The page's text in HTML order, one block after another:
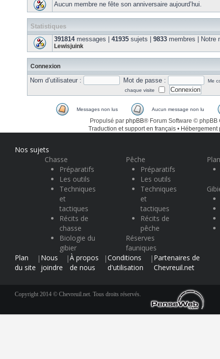
Aucun membre ne fête son anniversaire aujourd’hui.
Statistiques
391814messages | 41935 sujets | 9833 membres | Notre
Lewisjuink
Connexion
Nom d’utilisateur : Mot de passe :
Me
chaque visite
Messages non lus Aucun message non lu
Propulsé par phpBB® Forum Software © phpBB
Traduction et support en français • Hébergement
Nos sujets
Chasse
Préparatifs
Les outils
Techniques
et
tactiques
Récits de
chasse
Biologie du
gibier
Pêche
Préparatifs
Les outils
Techniques
et
tactiques
Récits de
pêche
Réserves
fauniques
Plan
du site
| Nous
joindre
|À propos
de nous
|Conditions
d'utilisation
| Partenaires de
Chevreuil.net
Copyright 2014 © Chevreuil.net. Tous droits réservés.